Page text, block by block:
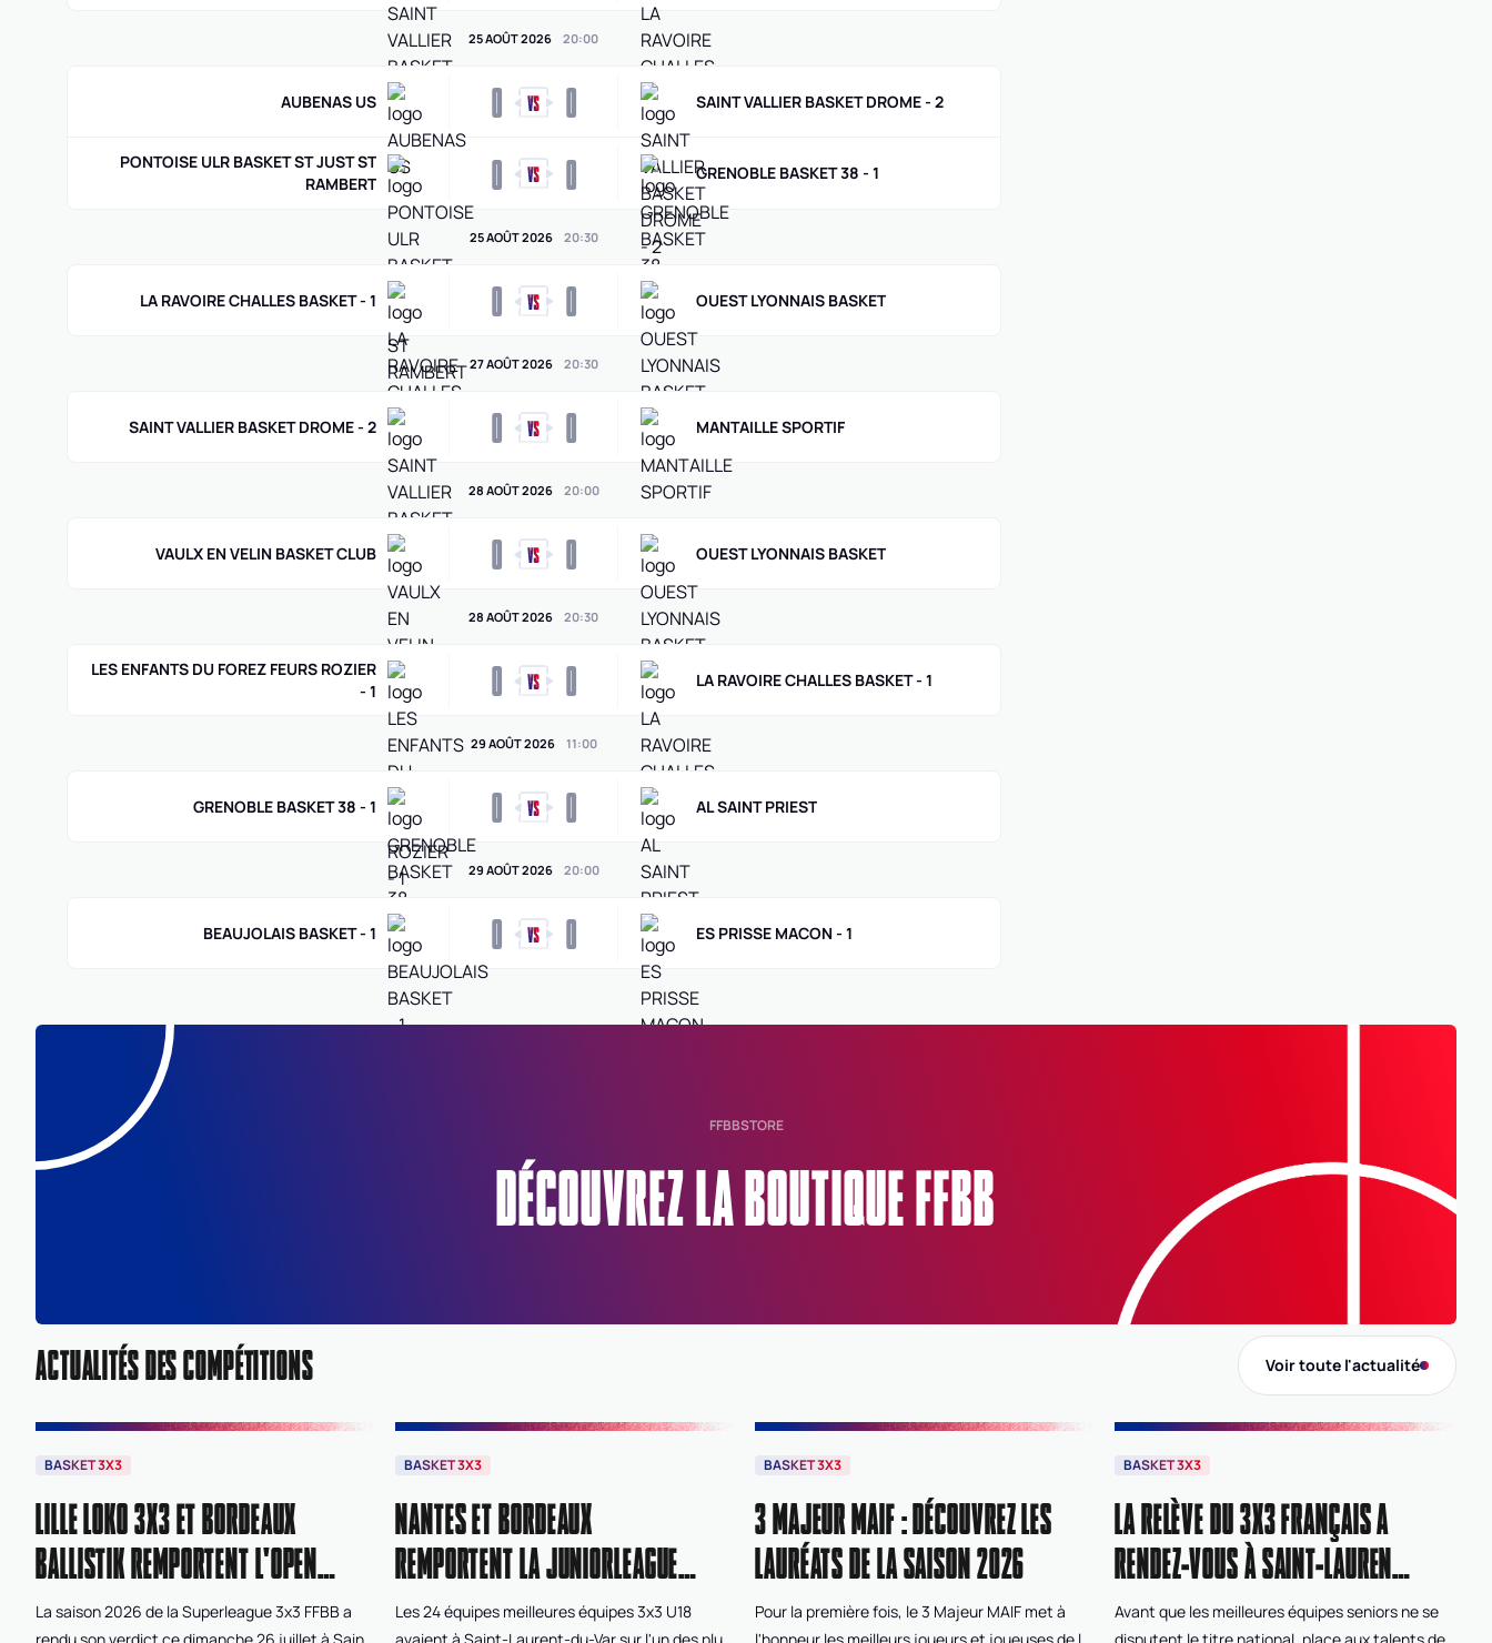
25 AOÛT 2026 20:00
AUBENAS US 0 0 SAINT VALLIER BASKET DROME - 2
PONTOISE ULR BASKET ST JUST ST
RAMBERT
0 0 GRENOBLE BASKET 38 - 1
25 AOÛT 2026 20:30
LA RAVOIRE CHALLES BASKET - 1 0 0 OUEST LYONNAIS BASKET
27 AOÛT 2026 20:30
SAINT VALLIER BASKET DROME - 2 0 0 MANTAILLE SPORTIF
28 AOÛT 2026 20:00
VAULX EN VELIN BASKET CLUB 0 0 OUEST LYONNAIS BASKET
28 AOÛT 2026 20:30
LES ENFANTS DU FOREZ FEURS ROZIER
- 1
0 0 LA RAVOIRE CHALLES BASKET - 1
29 AOÛT 2026 11:00
GRENOBLE BASKET 38 - 1 0 0 AL SAINT PRIEST
29 AOÛT 2026 20:00
BEAUJOLAIS BASKET - 1 0 0 ES PRISSE MACON - 1
FFBBSTORE
DÉCOUVREZ LA BOUTIQUE FFBB
ACTUALITÉS DES COMPÉTITIONS Voir toute l'actualité
BASKET 3X3
LILLE LOKO 3X3 ET BORDEAUX
BALLISTIK REMPORTENT L'OPEN
DE FRANCE 3X3 FFBB 2026
La saison 2026 de la Superleague 3x3 FFBB a
BASKET 3X3
NANTES ET BORDEAUX
REMPORTENT LA JUNIORLEAGUE
3X3 FFBB
Les 24 équipes meilleures équipes 3x3 U18
BASKET 3X3
3 MAJEUR MAIF : DÉCOUVREZ LES
LAURÉATS DE LA SAISON 2026
Pour la première fois, le 3 Majeur MAIF met à
BASKET 3X3
LA RELÈVE DU 3X3 FRANÇAIS A
RENDEZ-VOUS À SAINT-LAURENT-
DU-VAR
Avant que les meilleures équipes seniors ne se